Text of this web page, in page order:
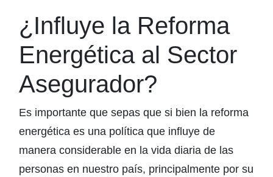
¿Influye la Reforma
Energética al Sector
Asegurador?
Es importante que sepas que si bien la reforma
energética es una política que influye de
manera considerable en la vida diaria de las
personas en nuestro país, principalmente por su